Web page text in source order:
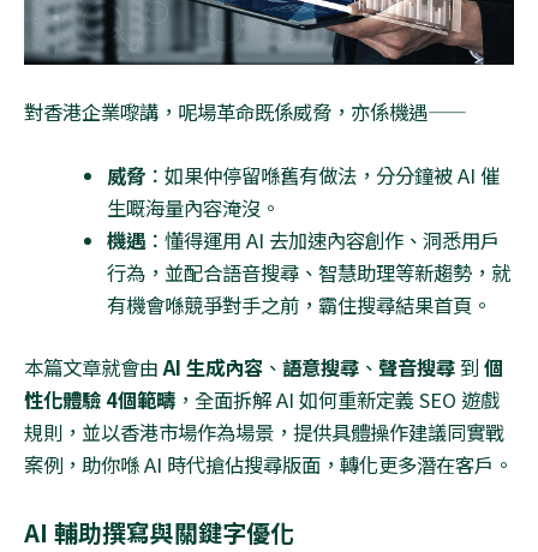
對香港企業嚟講，呢場革命既係威脅，亦係機遇——
威脅 ：如果仲停留喺舊有做法，分分鐘被AI 催
生嘅海量內容淹沒。
機遇：懂得運用 AI 去加速內容創作、洞悉用戶
行為，並配合語音搜尋、智慧助理等新趨勢，就
有機會喺競爭對手之前，霸住搜尋結果首頁。
本篇文章就會由 AI 生成內容 、 語意搜尋 、 聲音搜尋 到 個
性化體驗 4個範疇 ，全面拆解AI 如何重新定義 SEO 遊戲
規則，並以香港市場作為場景，提供具體操作建議同實戰
案例，助你喺AI 時代搶佔搜尋版面，轉化更多潛在客戶。
AI 輔助撰寫與關鍵字優化